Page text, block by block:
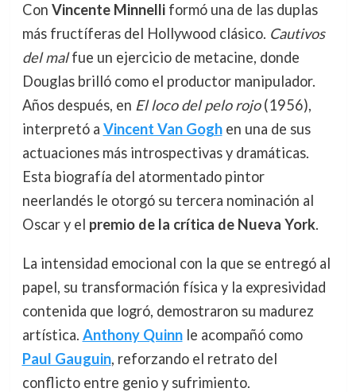
Con Vincente Minnelliformó una de las duplas
más fructíferas del Hollywood clásico. Cautivos
del malfue un ejercicio de metacine, donde
Douglas brilló como el productor manipulador.
Años después, en El loco del pelo rojo(1956),
interpretó a Vincent Van Goghen una de sus
actuaciones más introspectivas y dramáticas.
Esta biografía del atormentado pintor
neerlandés le otorgó su tercera nominación al
Oscar y el premio de la crítica de Nueva York.
La intensidad emocional con la que se entregó al
papel, su transformación física y la expresividad
contenida que logró, demostraron su madurez
artística. Anthony Quinnle acompañó como
Paul Gauguin, reforzando el retrato del
conflicto entre genio y sufrimiento.